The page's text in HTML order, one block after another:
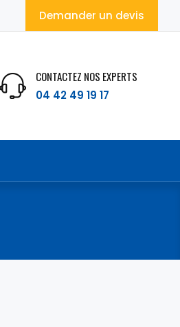
Demander un devis
CONTACTEZ NOS EXPERTS
04 42 49 19 17